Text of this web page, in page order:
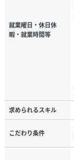
就業曜日・休日休
暇・就業時間等
求められるスキル
こだわり条件